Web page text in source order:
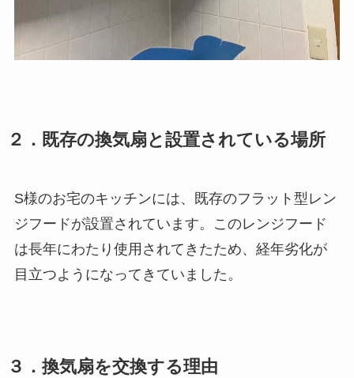
２．既存の換気扇と設置されている場所
S様のお宅のキッチンには、既存のフラット型レン
ジフードが設置されています。このレンジフード
は長年にわたり使用されてきたため、経年劣化が
目立つようになってきていました。
３．換気扇を交換する理由